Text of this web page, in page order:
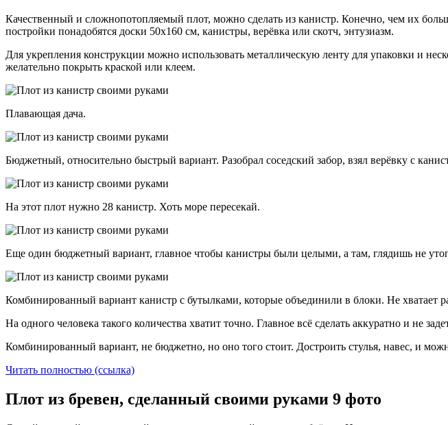
Качественный и сложнопотопляемый плот, можно сделать из канистр. Конечно, чем их
постройки понадобятся доски 50х160 см, канистры, верёвка или скотч, энтузиазм.
Для укрепления конструкции можно использовать металлическую ленту для упаковки и
желательно покрыть краской или клеем.
Плавающая дача.
Бюджетный, относительно быстрый вариант. Разобрал соседский забор, взял верёвку с
На этот плот нужно 28 канистр. Хоть море пересекай.
Еще один бюджетный вариант, главное чтобы канистры были целыми, а там, глядишь не
Комбинированный вариант канистр с бутылками, которые объединили в блоки. Не хватает
На одного человека такого количества хватит точно. Главное всё сделать аккуратно и не
Комбинированный вариант, не бюджетно, но оно того стоит. Достроить стулья, навес, и
Читать полностью (ссылка)
Плот из бревен, сделанный своими руками 9 фото